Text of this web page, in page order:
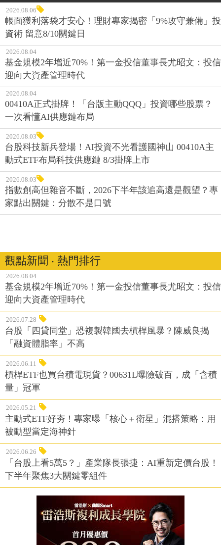
2026.08.06
帳面獲利落袋才安心！理財專家揭密「9%攻守兼備」投
資術 留意8/10關鍵日
2026.08.04
基金規模2年增近70%！第一金投信董事長尤昭文：投信
迎向大資產管理時代
2026.08.04
00410A正式掛牌！「台版主動QQQ」投資哪些股票？
一次看懂AI供應鏈布局
2026.08.03
台股科技新兵登場！AI投資不光看護國神山 00410A主
動式ETF布局科技供應鏈 8/3掛牌上市
2026.08.03
指數創高但雜音不斷，2026下半年該追高還是觀望？專
家點出關鍵：分散不是口號
觀點新聞 ‧ 熱門排行
2026.08.04
基金規模2年增近70%！第一金投信董事長尤昭文：投信
迎向大資產管理時代
2026.07.28
台股「四貸同堂」恐複製韓國去槓桿風暴？陳威良揭
「融資體脂率」不高
2026.06.11
槓桿ETF也買台積電現貨？00631L曝險破百，成「含積
量」冠軍
2026.05.21
主動式ETF好夯！專家曝「核心＋衛星」混搭策略：用
被動型當定海神針
2026.06.26
「台股上看5萬5？」產業隊長張捷：AI重新定價台股！
下半年聚焦3大關鍵零組件